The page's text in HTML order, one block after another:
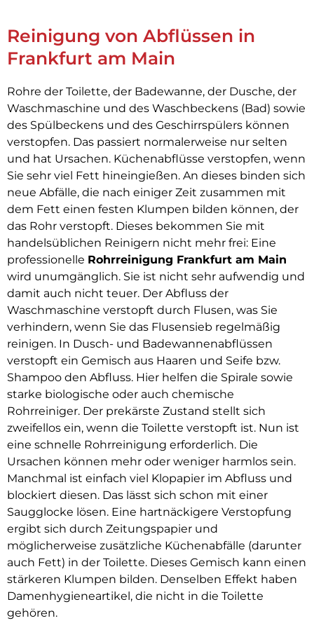
Reinigung von Abflüssen in
Frankfurt am Main
Rohre der Toilette, der Badewanne, der Dusche, der
Waschmaschine und des Waschbeckens (Bad) sowie
des Spülbeckens und des Geschirrspülers können
verstopfen. Das passiert normalerweise nur selten
und hat Ursachen. Küchenabflüsse verstopfen, wenn
Sie sehr viel Fett hineingießen. An dieses binden sich
neue Abfälle, die nach einiger Zeit zusammen mit
dem Fett einen festen Klumpen bilden können, der
das Rohr verstopft. Dieses bekommen Sie mit
handelsüblichen Reinigern nicht mehr frei: Eine
professionelle Rohrreinigung Frankfurt am Main
wird unumgänglich. Sie ist nicht sehr aufwendig und
damit auch nicht teuer. Der Abfluss der
Waschmaschine verstopft durch Flusen, was Sie
verhindern, wenn Sie das Flusensieb regelmäßig
reinigen. In Dusch- und Badewannenabflüssen
verstopft ein Gemisch aus Haaren und Seife bzw.
Shampoo den Abfluss. Hier helfen die Spirale sowie
starke biologische oder auch chemische
Rohrreiniger. Der prekärste Zustand stellt sich
zweifellos ein, wenn die Toilette verstopft ist. Nun ist
eine schnelle Rohrreinigung erforderlich. Die
Ursachen können mehr oder weniger harmlos sein.
Manchmal ist einfach viel Klopapier im Abfluss und
blockiert diesen. Das lässt sich schon mit einer
Saugglocke lösen. Eine hartnäckigere Verstopfung
ergibt sich durch Zeitungspapier und
möglicherweise zusätzliche Küchenabfälle (darunter
auch Fett) in der Toilette. Dieses Gemisch kann einen
stärkeren Klumpen bilden. Denselben Effekt haben
Damenhygieneartikel, die nicht in die Toilette
gehören.